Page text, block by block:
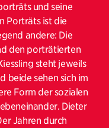
und seine
Porträts ist die
andere: Die
den porträtierten
steht jeweils
beide sehen sich im
Form der sozialen
Dieter
Jahren durch